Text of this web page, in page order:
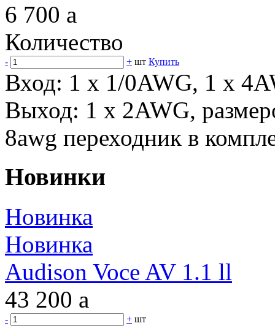
6 700 a
Количество
- + шт Купить
Вход: 1 x 1/0AWG, 1 х
Выход: 1 х 2AWG,
8awg переходник в
Новинки
Новинка
Новинка
Audison Voce AV 1.1 ll
43 200 a
- + шт